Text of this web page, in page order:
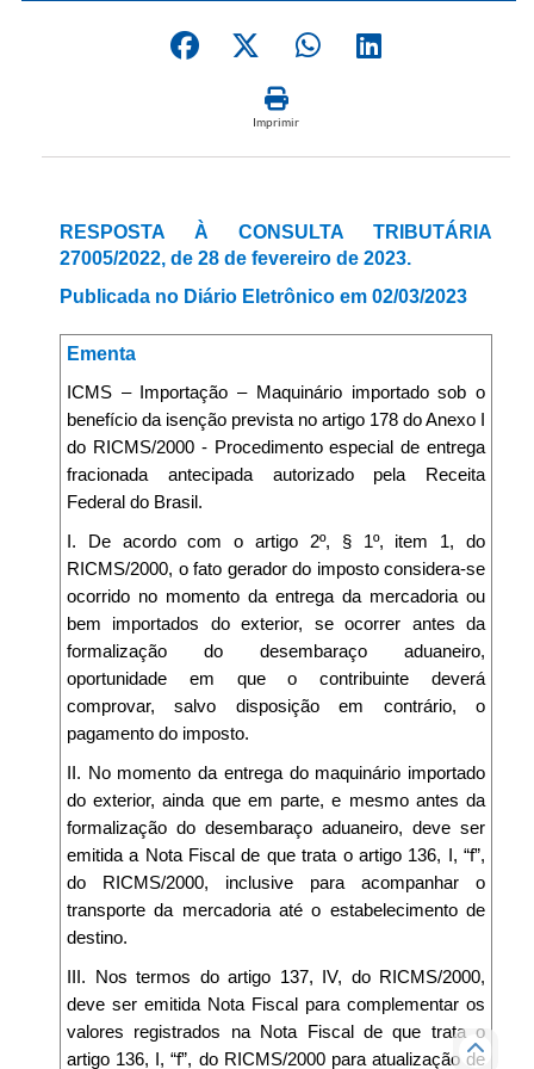
Imprimir
RESPOSTA À CONSULTA TRIBUTÁRIA
27005/2022, de 28 de fevereiro de 2023.
Publicada no Diário Eletrônico em 02/03/2023
Ementa
ICMS – Importação – Maquinário importado sob o
benefício da isenção prevista no artigo 178 do Anexo I
do RICMS/2000 - Procedimento especial de entrega
fracionada antecipada autorizado pela Receita
Federal do Brasil.
I. De acordo com o artigo 2º, § 1º, item 1, do
RICMS/2000, o fato gerador do imposto considera-se
ocorrido no momento da entrega da mercadoria ou
bem importados do exterior, se ocorrer antes da
formalização do desembaraço aduaneiro,
oportunidade em que o contribuinte deverá
comprovar, salvo disposição em contrário, o
pagamento do imposto.
II. No momento da entrega do maquinário importado
do exterior, ainda que em parte, e mesmo antes da
formalização do desembaraço aduaneiro, deve ser
emitida a Nota Fiscal de que trata o artigo 136, I, “f”,
do RICMS/2000, inclusive para acompanhar o
transporte da mercadoria até o estabelecimento de
destino.
III. Nos termos do artigo 137, IV, do RICMS/2000,
deve ser emitida Nota Fiscal para complementar os
valores registrados na Nota Fiscal de que trata o
artigo 136, I, “f”, do RICMS/2000 para atualização de